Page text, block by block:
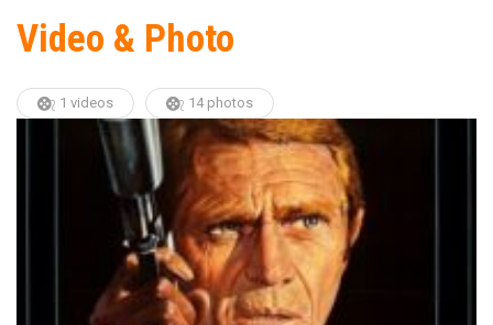
Video & Photo
1 videos 14 photos